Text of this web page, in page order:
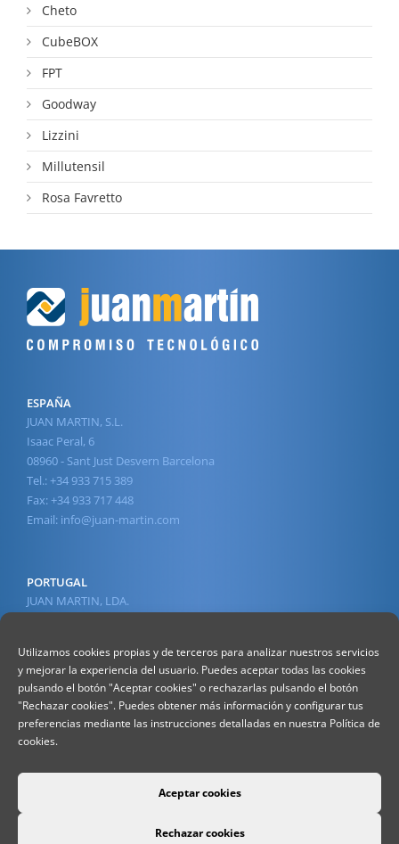
Utilizamos cookies propias y de terceros para analizar nuestros servicios
y mejorar la experiencia del usuario. Puedes aceptar todas las cookies
pulsando el botón "Aceptar cookies" o rechazarlas pulsando el botón
"Rechazar cookies". Puedes obtener más información y configurar tus
preferencias mediante las instrucciones detalladas en nuestra Política de
cookies.
Aceptar cookies
Rechazar cookies
Cheto
CubeBOX
FPT
Goodway
Lizzini
Millutensil
Rosa Favretto
ESPAÑA
JUAN MARTIN, S.L.
Isaac Peral, 6
08960 - Sant Just Desvern Barcelona
Tel.: +34 933 715 389
Fax: +34 933 717 448
Email: info@juan-martin.com
PORTUGAL
JUAN MARTIN, LDA.
Tel.: +351 244 568 610
(Chamada para a rede fixa nacional)
Fax : +351 244 560 578
(Chamada para a rede fixa nacional)
Email: